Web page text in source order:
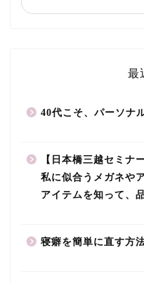
最
40代こそ、パーソナ
【日本橋三越セミナ
私に似合うメガネや
アイテムを知って、
寝癖を簡単に直す方